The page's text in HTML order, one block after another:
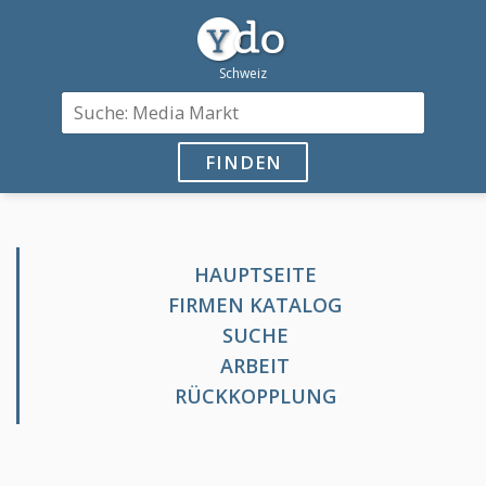
FINDEN
HAUPTSEITE
FIRMEN KATALOG
SUCHE
ARBEIT
RÜCKKOPPLUNG